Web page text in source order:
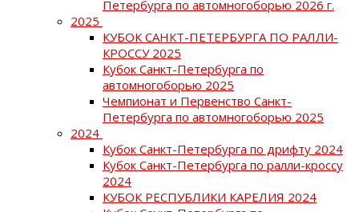
Петербурга по автомногоборью 2026 г.
2025
КУБОК САНКТ-ПЕТЕРБУРГА ПО РАЛЛИ-
КРОССУ 2025
Кубок Санкт-Петербурга по
автомногоборью 2025
Чемпионат и Первенство Санкт-
Петербурга по автомногоборью 2025
2024
Кубок Санкт-Петербурга по дрифту 2024
Кубок Санкт-Петербурга по ралли-кроссу
2024
КУБОК РЕСПУБЛИКИ КАРЕЛИЯ 2024